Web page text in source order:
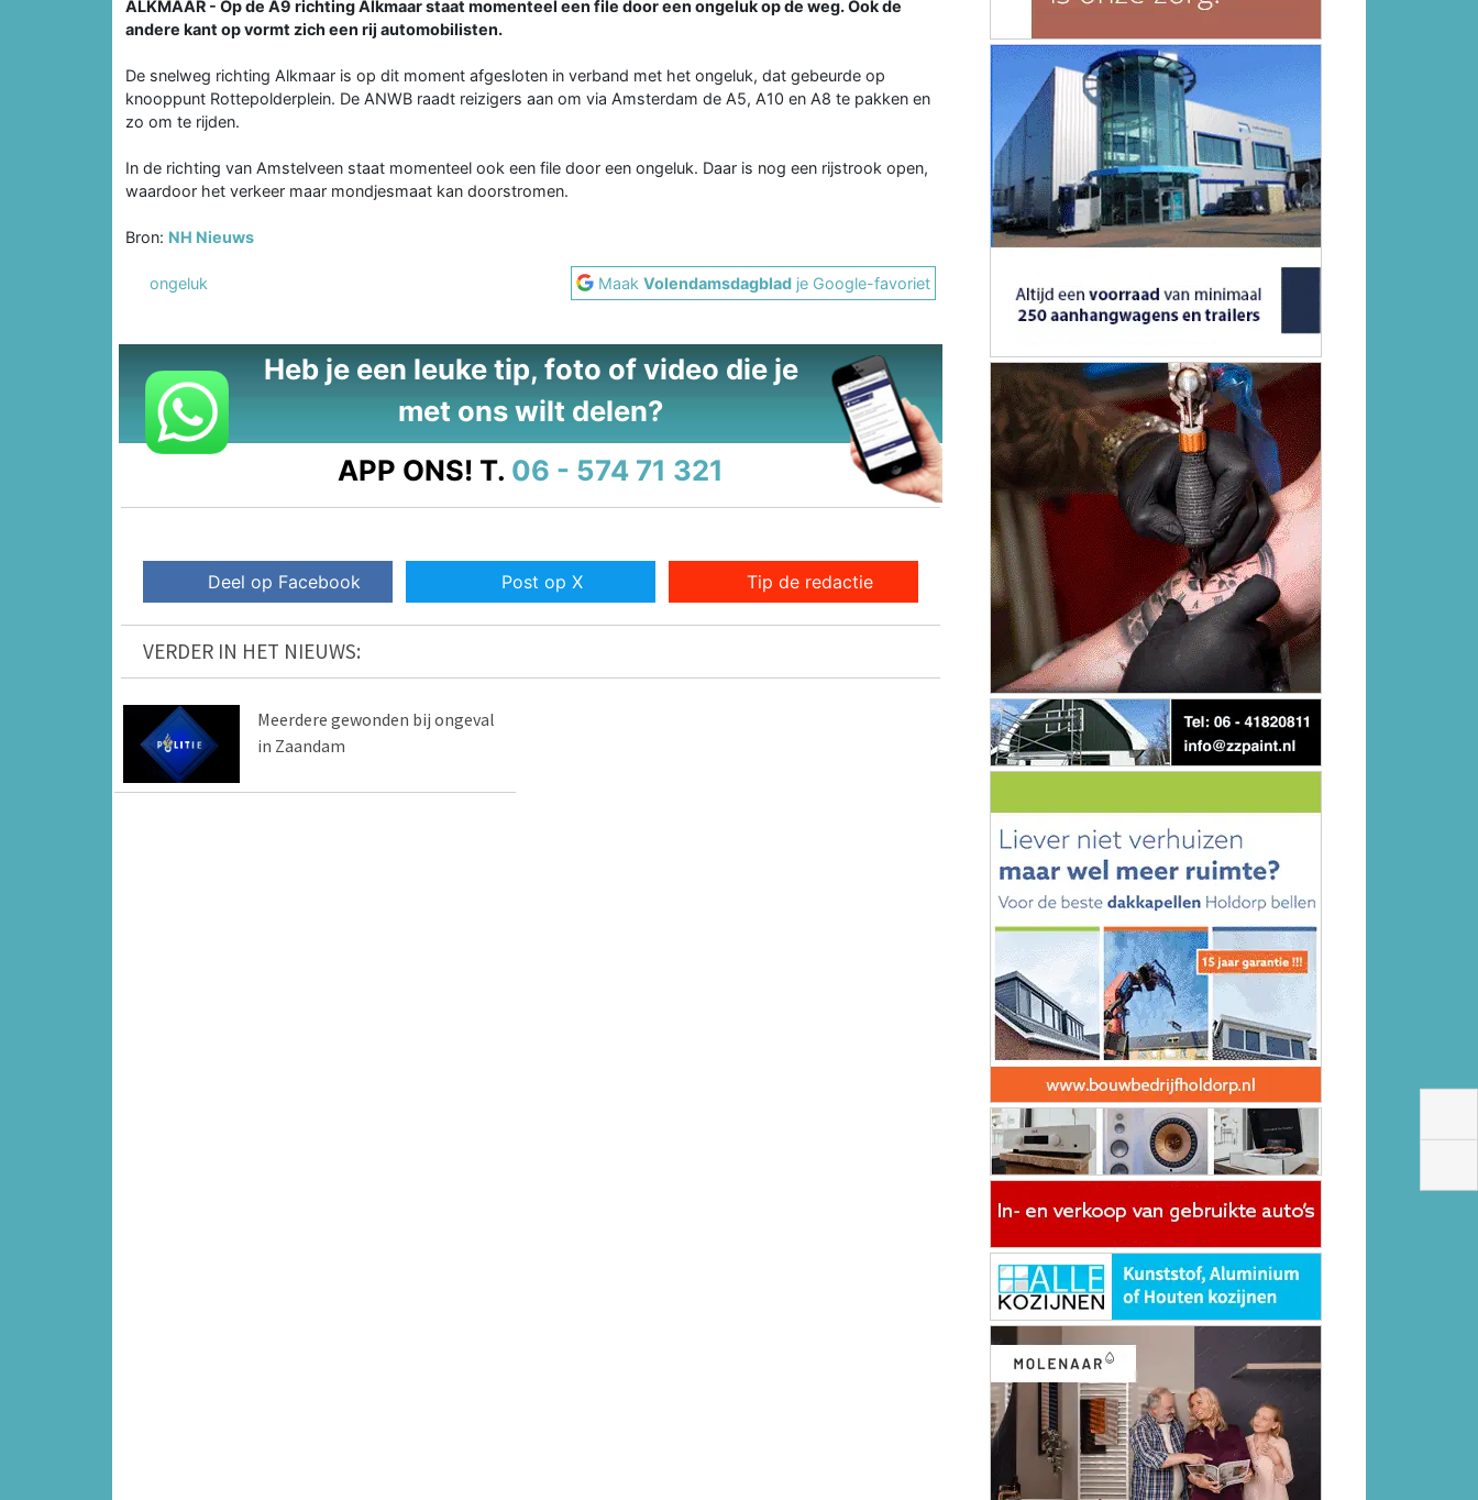
ALKMAAR - Op de A9 richting Alkmaar staat momenteel een file door een ongeluk op de weg. Ook de
andere kant op vormt zich een rij automobilisten.
De snelweg richting Alkmaar is op dit moment afgesloten in verband met het ongeluk, dat gebeurde op
knooppunt Rottepolderplein. De ANWB raadt reizigers aan om via Amsterdam de A5, A10 en A8 te pakken en
zo om te rijden.
In de richting van Amstelveen staat momenteel ook een file door een ongeluk. Daar is nog een rijstrook open,
waardoor het verkeer maar mondjesmaat kan doorstromen.
Bron: NH Nieuws
ongeluk MaakVolendamsdagblad je Google-favoriet
Heb je een leuke tip, foto of video die je
met ons wilt delen?
APP ONS! T. 06 - 574 71 321
Deel op Facebook Post op X Tip de redactie
VERDER IN HET NIEUWS:
Meerdere gewonden bij ongeval
in Zaandam